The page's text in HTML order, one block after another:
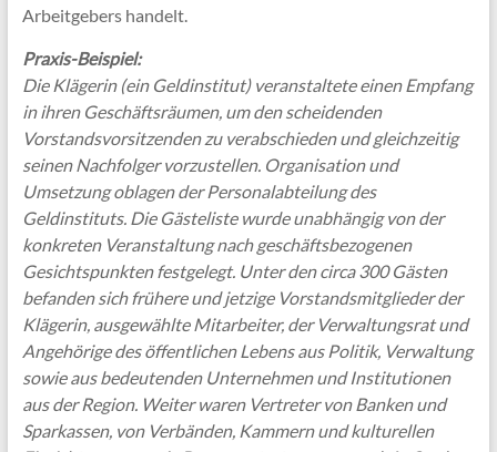
Arbeitgebers handelt.
Praxis-Beispiel:
Die Klägerin (ein Geldinstitut) veranstaltete einen Empfang
in ihren Geschäftsräumen, um den scheidenden
Vorstandsvorsitzenden zu verabschieden und gleichzeitig
seinen Nachfolger vorzustellen. Organisation und
Umsetzung oblagen der Personalabteilung des
Geldinstituts. Die Gästeliste wurde unabhängig von der
konkreten Veranstaltung nach geschäftsbezogenen
Gesichtspunkten festgelegt. Unter den circa 300 Gästen
befanden sich frühere und jetzige Vorstandsmitglieder der
Klägerin, ausgewählte Mitarbeiter, der Verwaltungsrat und
Angehörige des öffentlichen Lebens aus Politik, Verwaltung
sowie aus bedeutenden Unternehmen und Institutionen
aus der Region. Weiter waren Vertreter von Banken und
Sparkassen, von Verbänden, Kammern und kulturellen